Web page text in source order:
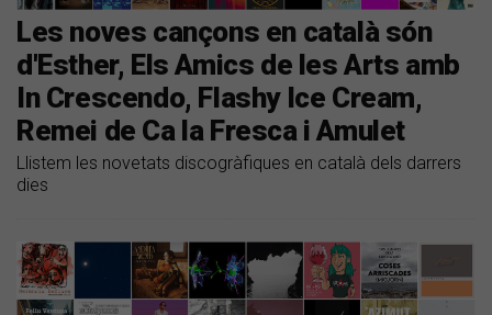
Les noves cançons en català són
d'Esther, Els Amics de les Arts amb
In Crescendo, Flashy Ice Cream,
Remei de Ca la Fresca i Amulet
Llistem les novetats discogràfiques en català dels darrers
dies